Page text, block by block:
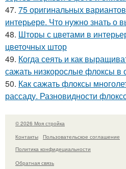
47. 75 оригинальных
интерьере. Что нужно знать о
48. Шторы с цветами в
цветочных штор
49. Когда сеять и как
сажать низкорослые флоксы в
50. Как сажать флоксы
рассаду. Разновидности
© 2026 Моя стройка
Контакты
Пользовательское соглашение
Политика конфидециальности
Обратная связь